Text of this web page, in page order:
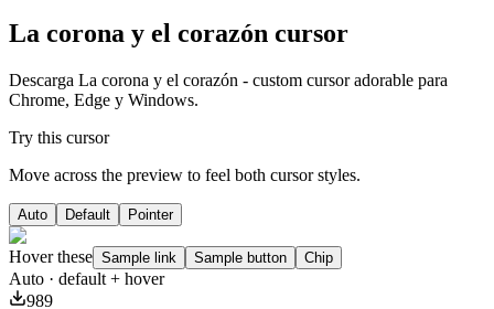
La corona y el corazón cursor
Descarga La corona y el corazón - custom cursor adorable para
Chrome, Edge y Windows.
Try this cursor
Move across the preview to feel both cursor styles.
Auto Default Pointer
Hover these Sample link Sample button Chip
Auto · default + hover
989